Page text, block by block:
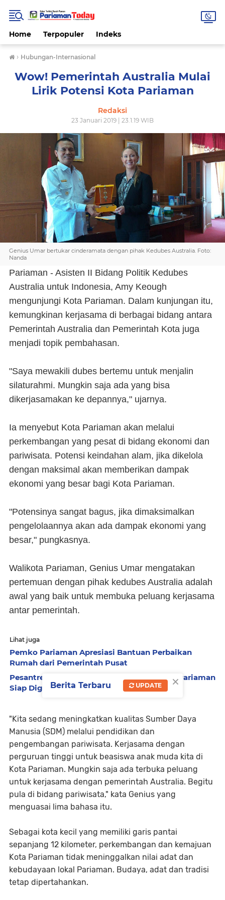
Home Terpopuler Indeks
› Hubungan-Internasional
Wow! Pemerintah Australia Mulai
Lirik Potensi Kota Pariaman
Redaksi
23 Januari 2019 | 23.1.19 WIB
Genius Umar bertukar cinderamata dengan pihak Kedubes Australia. Foto:
Nanda
Pariaman - Asisten II Bidang Politik Kedubes
Australia untuk Indonesia, Amy Keough
mengunjungi Kota Pariaman. Dalam kunjungan itu,
kemungkinan kerjasama di berbagai bidang antara
Pemerintah Australia dan Pemerintah Kota juga
menjadi topik pembahasan.
"Saya mewakili dubes bertemu untuk menjalin
silaturahmi. Mungkin saja ada yang bisa
dikerjasamakan ke depannya," ujarnya.
Ia menyebut Kota Pariaman akan melalui
perkembangan yang pesat di bidang ekonomi dan
pariwisata. Potensi keindahan alam, jika dikelola
dengan maksimal akan memberikan dampak
ekonomi yang besar bagi Kota Pariaman.
"Potensinya sangat bagus, jika dimaksimalkan
pengelolaannya akan ada dampak ekonomi yang
besar," pungkasnya.
Walikota Pariaman, Genius Umar mengatakan
pertemuan dengan pihak kedubes Australia adalah
awal yang baik untuk membuka peluang kerjasama
antar pemerintah.
Lihat juga
Pemko Pariaman Apresiasi Bantuan Perbaikan
Rumah dari Pemerintah Pusat
Pesantren Ramadhan SD dan SMP Se-Kota Pariaman
Siap Digelar
"Kita sedang meningkatkan kualitas Sumber Daya
Manusia (SDM) melalui pendidikan dan
pengembangan pariwisata. Kerjasama dengan
perguruan tinggi untuk beasiswa anak muda kita di
Kota Pariaman. Mungkin saja ada terbuka peluang
untuk kerjasama dengan pemerintah Australia. Begitu
pula di bidang pariwisata," kata Genius yang
menguasai lima bahasa itu.
Sebagai kota kecil yang memiliki garis pantai
sepanjang 12 kilometer, perkembangan dan kemajuan
Kota Pariaman tidak meninggalkan nilai adat dan
kebudayaan lokal Pariaman. Budaya, adat dan tradisi
tetap dipertahankan.
×
Berita Terbaru UPDATE